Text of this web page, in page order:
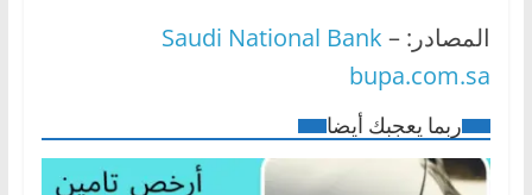
المصادر:
Saudi National Bank –
bupa.com.sa
ربما يعجبك أيضا